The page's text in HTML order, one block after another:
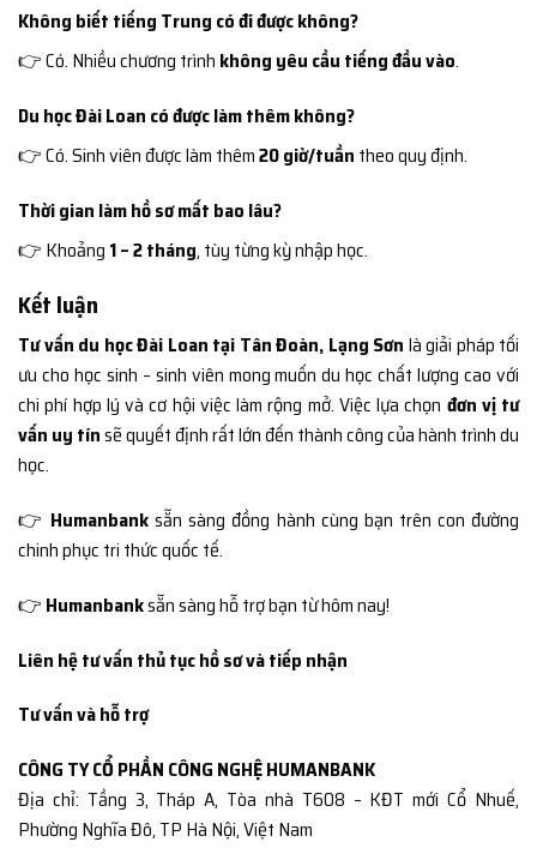
Không biết tiếng Trung có đi được không?
👉 Có. Nhiều chương trình không yêu cầu tiếng đầu vào.
Du học Đài Loan có được làm thêm không?
👉 Có. Sinh viên được làm thêm20 giờ/tuần theo quy định.
Thời gian làm hồ sơ mất bao lâu?
👉 Khoảng 1 – 2 tháng, tùy từng kỳ nhập học.
Kết luận
Tư vấn du học Đài Loan tại Tân Đoàn, Lạng Sơn là giải pháp tối
ưu cho học sinh – sinh viên mong muốn du học chất lượng cao với
chi phí hợp lý và cơ hội việc làm rộng mở. Việc lựa chọn đơn vị tư
vấn uy tínsẽ quyết định rất lớn đến thành công của hành trình du
học.
👉 Humanbank sẵn sàng đồng hành cùng bạn trên con đường
chinh phục tri thức quốc tế.
👉 Humanbanksẵn sàng hỗ trợ bạn từ hôm nay!
Liên hệ tư vấn thủ tục hồ sơ và tiếp nhận
Tư vấn và hỗ trợ
CÔNG TY CỔ PHẦN CÔNG NGHỆ HUMANBANK
Địa chỉ: Tầng 3, Tháp A, Tòa nhà T608 – KĐT mới Cổ Nhuế,
Phường Nghĩa Đô, TP Hà Nội, Việt Nam